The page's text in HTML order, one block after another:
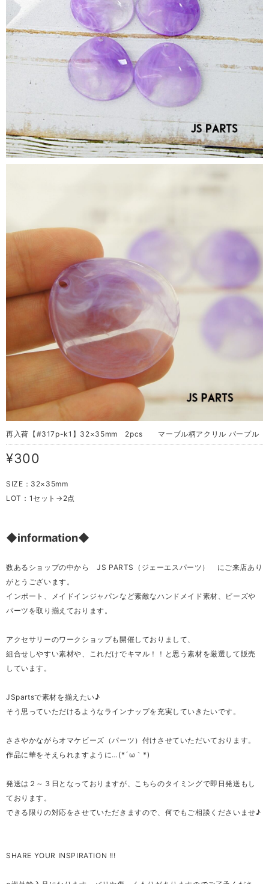
再入荷【#317p-k1】32×35mm 2pcs マーブル柄アクリル パープル
¥300
SIZE：32×35mm
LOT：1セット→2点
◆information◆
数あるショップの中から JS PARTS（ジェーエスパーツ） にご来店あり
がとうございます。
インポート、メイドインジャパンなど素敵なハンドメイド素材、ビーズや
パーツを取り揃えております。
アクセサリーのワークショップも開催しておりまして、
組合せしやすい素材や、これだけでキマル！！と思う素材を厳選して販売
しています。
JSpartsで素材を揃えたい♪
そう思っていただけるようなラインナップを充実していきたいです。
ささやかながらオマケビーズ（パーツ）付けさせていただいております。
作品に華をそえられますように…(*´ω｀*)
発送は２～３日となっておりますが、こちらのタイミングで即日発送もし
ております。
できる限りの対応をさせていただきますので、何でもご相談くださいませ♪
SHARE YOUR INSPIRATION !!!